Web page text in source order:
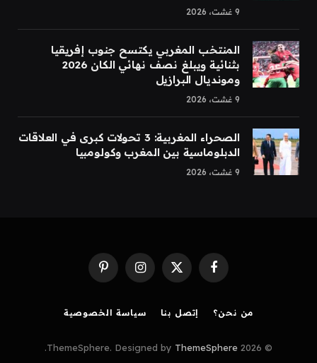
9 غشت، 2026
المنتخب المغربي يكتسح جنوب إفريقيا
بثنائية ويبلغ نصف نهائي الكان 2026
ومونديال البرازيل
9 غشت، 2026
الصحراء المغربية: 3 تحولات كبرى في العلاقات
الدبلوماسية بين المغرب وكولومبيا
9 غشت، 2026
Facebook
X
Instagram
Pinterest
من نحن؟ إتصل بنا سياسة الخصوصية
© 2026 ThemeSphere. Designed by
ThemeSphere
.